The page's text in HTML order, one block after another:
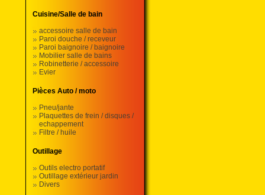
Cuisine/Salle de bain
accessoire salle de bain
Paroi douche / receveur
Paroi baignoire / baignoire
Mobilier salle de bains
Robinetterie / accessoire
Evier
Pièces Auto / moto
Pneu/jante
Plaquettes de frein / disques /
echappement
Filtre / huile
Outillage
Outils electro portatif
Outillage extérieur jardin
Divers